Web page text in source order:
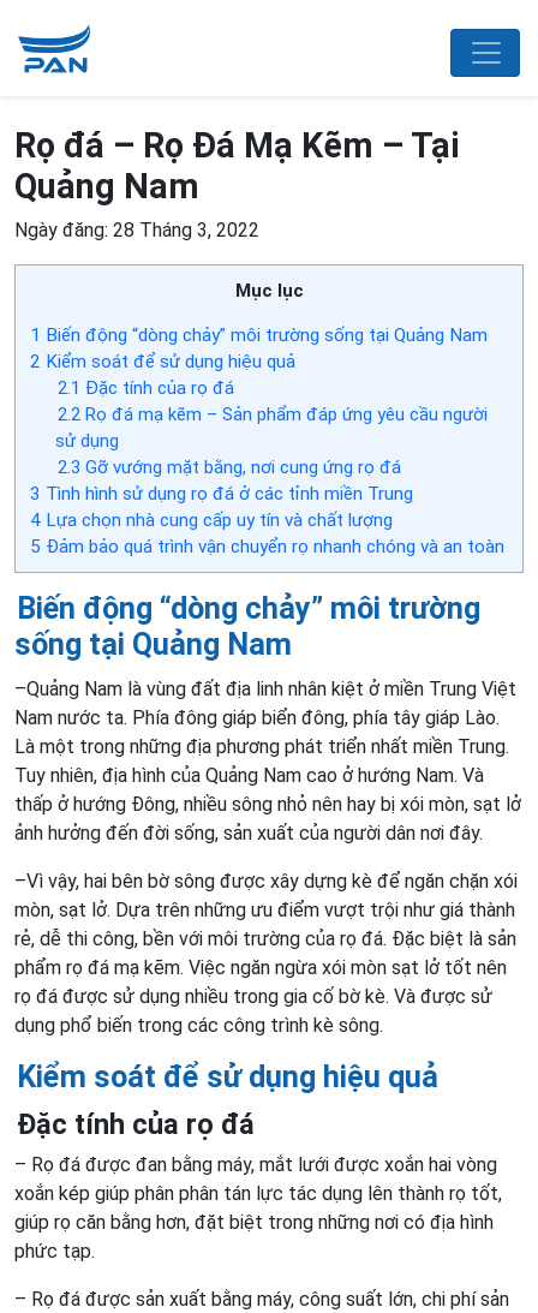
Rọ đá – Rọ Đá Mạ Kẽm – Tại
Quảng Nam
Ngày đăng: 28 Tháng 3, 2022
Mục lục
1 Biến động “dòng chảy” môi trường sống tại Quảng Nam
2 Kiểm soát để sử dụng hiệu quả
2.1 Đặc tính của rọ đá
2.2Rọ đá mạ kẽm – Sản phẩm đáp ứng yêu cầu người
sử dụng
2.3 Gỡ vướng mặt bằng, nơi cung ứng rọ đá
3 Tình hình sử dụng rọ đá ở các tỉnh miền Trung
4 Lựa chọn nhà cung cấp uy tín và chất lượng
5 Đảm bảo quá trình vận chuyển rọ nhanh chóng và an toàn
Biến động “dòng chảy” môi trường
sống tại Quảng Nam
–Quảng Nam là vùng đất địa linh nhân kiệt ở miền Trung Việt
Nam nước ta. Phía đông giáp biển đông, phía tây giáp Lào.
Là một trong những địa phương phát triển nhất miền Trung.
Tuy nhiên, địa hình của Quảng Nam cao ở hướng Nam. Và
thấp ở hướng Đông, nhiều sông nhỏ nên hay bị xói mòn, sạt lở
ảnh hưởng đến đời sống, sản xuất của người dân nơi đây.
–Vì vậy, hai bên bờ sông được xây dựng kè để ngăn chặn xói
mòn, sạt lở. Dựa trên những ưu điểm vượt trội như giá thành
rẻ, dễ thi công, bền với môi trường của rọ đá. Đặc biệt là sản
phẩm rọ đá mạ kẽm. Việc ngăn ngừa xói mòn sạt lở tốt nên
rọ đá được sử dụng nhiều trong gia cố bờ kè. Và được sử
dụng phổ biến trong các công trình kè sông.
Kiểm soát để sử dụng hiệu quả
Đặc tính của rọ đá
– Rọ đá được đan bằng máy, mắt lưới được xoắn hai vòng
xoắn kép giúp phân phân tán lực tác dụng lên thành rọ tốt,
giúp rọ căn bằng hơn, đặt biệt trong những nơi có địa hình
phức tạp.
– Rọ đá được sản xuất bằng máy, công suất lớn, chi phí sản